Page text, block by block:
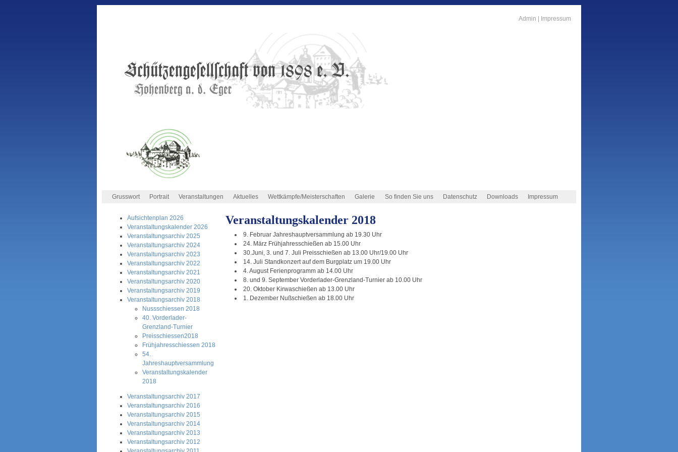
Admin Impressum
Grusswort Portrait Veranstaltungen Aktuelles Wettkämpfe/Meisterschaften Galerie So finden Sie uns Datenschutz Downloads Impressum
Aufsichtenplan 2026
Veranstaltungskalender 2026
Veranstaltungsarchiv 2025
Veranstaltungsarchiv 2024
Veranstaltungsarchiv 2023
Veranstaltungsarchiv 2022
Veranstaltungsarchiv 2021
Veranstaltungsarchiv 2020
Veranstaltungsarchiv 2019
Veranstaltungsarchiv 2018
Nussschiessen 2018
40. Vorderlader-
Grenzland-Turnier
Preisschiessen2018
Frühjahresschiessen 2018
54.
Jahreshauptversammlung
Veranstaltungskalender
2018
Veranstaltungsarchiv 2017
Veranstaltungsarchiv 2016
Veranstaltungsarchiv 2015
Veranstaltungsarchiv 2014
Veranstaltungsarchiv 2013
Veranstaltungsarchiv 2012
Veranstaltungskalender 2018
9. Februar Jahreshauptversammlung ab 19.30 Uhr
24. März Frühjahresschießen ab 15.00 Uhr
30.Juni, 3. und 7. Juli Preisschießen ab 13.00 Uhr/19.00 Uhr
14. Juli Standkonzert auf dem Burgplatz um 19.00 Uhr
4. August Ferienprogramm ab 14.00 Uhr
8. und 9. September Vorderlader-Grenzland-Turnier ab 10.00 Uhr
20. Oktober Kirwaschießen ab 13.00 Uhr
1. Dezember Nußschießen ab 18.00 Uhr